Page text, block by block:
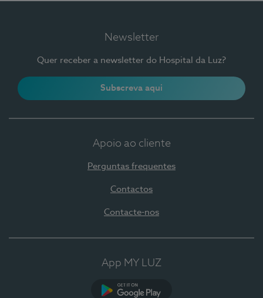
Newsletter
Quer receber a newsletter do Hospital da Luz?
Subscreva aqui
Apoio ao cliente
Perguntas frequentes
Contactos
Contacte-nos
App MY LUZ